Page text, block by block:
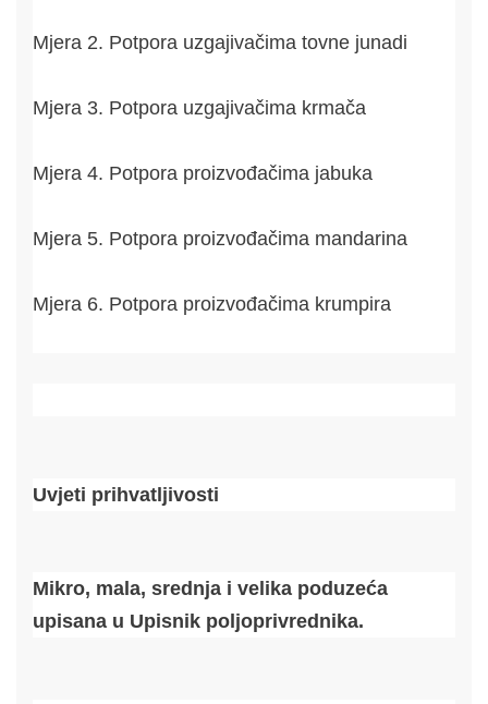
Mjera 2. Potpora uzgajivačima tovne junadi
Mjera 3. Potpora uzgajivačima krmača
Mjera 4. Potpora proizvođačima jabuka
Mjera 5. Potpora proizvođačima mandarina
Mjera 6. Potpora proizvođačima krumpira
Uvjeti prihvatljivosti
Mikro, mala, srednja i velika poduzeća
upisana u Upisnik poljoprivrednika.